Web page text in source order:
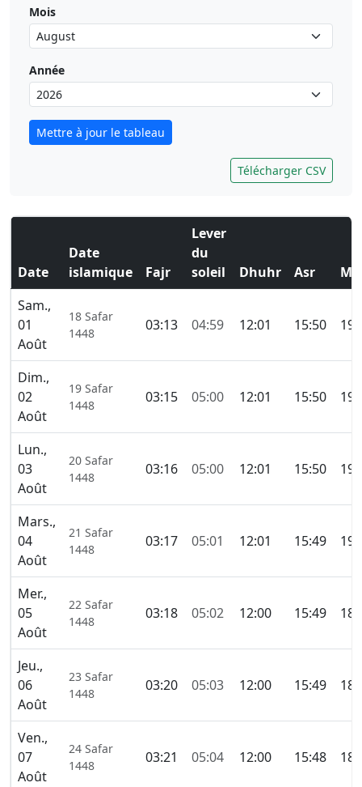
Mois
Année
Mettre à jour le tableau
Télécharger CSV
Date
Date
islamique
Fajr
Lever
du
soleil
Dhuhr Asr
Sam.,
01
Août
18 Safar
1448
03:13 04:59 12:01 15:50
Dim.,
02
Août
19 Safar
1448
03:15 05:00 12:01 15:50
Lun.,
03
Août
20 Safar
1448
03:16 05:00 12:01 15:50
Mars.,
04
Août
21 Safar
1448
03:17 05:01 12:01 15:49
Mer.,
05
Août
22 Safar
1448
03:18 05:02 12:00 15:49
Jeu.,
06
Août
23 Safar
1448
03:20 05:03 12:00 15:49
Ven.,
07
Août
24 Safar
1448
03:21 05:04 12:00 15:48